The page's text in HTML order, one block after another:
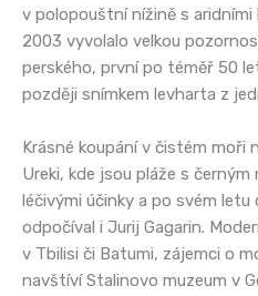
v polopouštní nížině s aridními
2003 vyvolalo velkou
perského, první po téměř 50
později snímkem levharta z
Krásné koupání v čistém moři
Ureki, kde jsou pláže s
léčivými účinky a po svém
odpočíval i Jurij Gagarin.
v Tbilisi či Batumi, zájemci o
navštíví Stalinovo muzeum v